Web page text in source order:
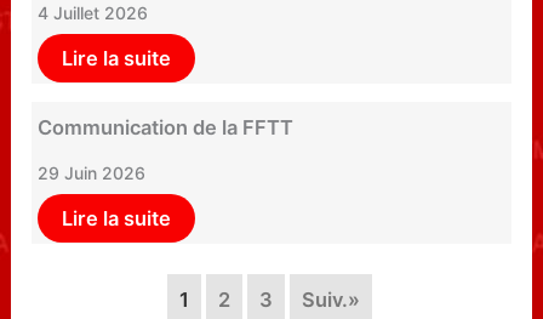
4 Juillet 2026
Lire la suite
Communication de la FFTT
29 Juin 2026
Lire la suite
1 2 3 Suiv.»